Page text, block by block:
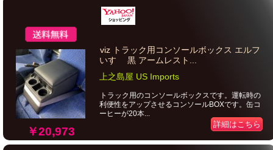
￥20,973
viz トラック用コンソールボックス エルフ
いすゞ 黒 アームレスト...
上之島屋 US Imports
トラック用のコンソールボックスです。運転時の
利便性をアップさせるコンソールBOXです。缶コ
ーヒーが20本...
詳細はこちら